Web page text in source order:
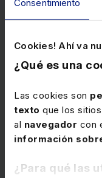
Consentimiento
Cookies! Ahí va
¿Qué es una
Las cookies son
texto que los
al navegador con
información
¿Para qué las
Memento
análisis